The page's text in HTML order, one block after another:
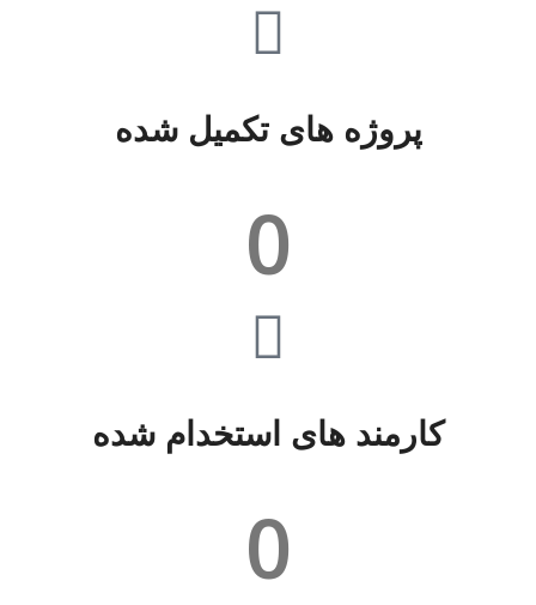
پروژه های تکمیل شده
0
کارمند های استخدام شده
0